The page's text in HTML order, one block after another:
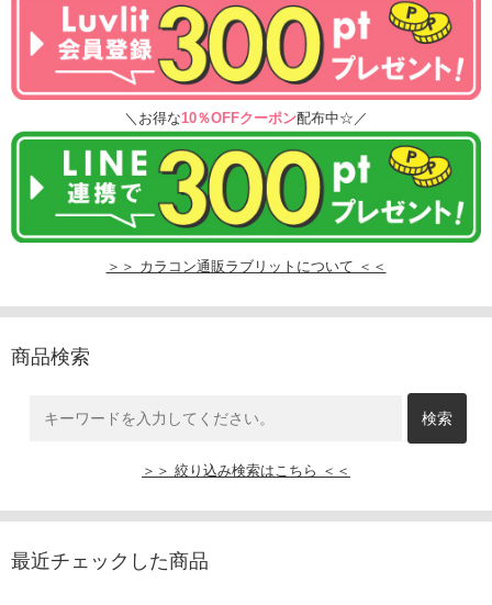
＼お得な10％OFFクーポン配布中☆／
＞＞ カラコン通販ラブリットについて ＜＜
商品検索
＞＞ 絞り込み検索はこちら ＜＜
最近チェックした商品